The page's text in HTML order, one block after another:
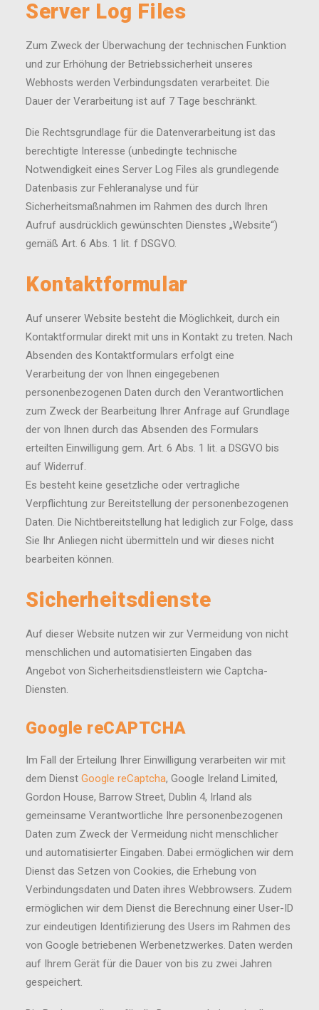
Server Log Files
Zum Zweck der Überwachung der technischen Funktion
und zur Erhöhung der Betriebssicherheit unseres
Webhosts werden Verbindungsdaten verarbeitet. Die
Dauer der Verarbeitung ist auf 7 Tage beschränkt.
Die Rechtsgrundlage für die Datenverarbeitung ist das
berechtigte Interesse (unbedingte technische
Notwendigkeit eines Server Log Files als grundlegende
Datenbasis zur Fehleranalyse und für
Sicherheitsmaßnahmen im Rahmen des durch Ihren
Aufruf ausdrücklich gewünschten Dienstes „Website“)
gemäß Art. 6 Abs. 1 lit. f DSGVO.
Kontaktformular
Auf unserer Website besteht die Möglichkeit, durch ein
Kontaktformular direkt mit uns in Kontakt zu treten. Nach
Absenden des Kontaktformulars erfolgt eine
Verarbeitung der von Ihnen eingegebenen
personenbezogenen Daten durch den Verantwortlichen
zum Zweck der Bearbeitung Ihrer Anfrage auf Grundlage
der von Ihnen durch das Absenden des Formulars
erteilten Einwilligung gem. Art. 6 Abs. 1 lit. a DSGVO bis
auf Widerruf.
Es besteht keine gesetzliche oder vertragliche
Verpflichtung zur Bereitstellung der personenbezogenen
Daten. Die Nichtbereitstellung hat lediglich zur Folge, dass
Sie Ihr Anliegen nicht übermitteln und wir dieses nicht
bearbeiten können.
Sicherheitsdienste
Auf dieser Website nutzen wir zur Vermeidung von nicht
menschlichen und automatisierten Eingaben das
Angebot von Sicherheitsdienstleistern wie Captcha-
Diensten.
Google reCAPTCHA
Im Fall der Erteilung Ihrer Einwilligung verarbeiten wir mit
dem Dienst Google reCaptcha, Google Ireland Limited,
Gordon House, Barrow Street, Dublin 4, Irland als
gemeinsame Verantwortliche Ihre personenbezogenen
Daten zum Zweck der Vermeidung nicht menschlicher
und automatisierter Eingaben. Dabei ermöglichen wir dem
Dienst das Setzen von Cookies, die Erhebung von
Verbindungsdaten und Daten ihres Webbrowsers. Zudem
ermöglichen wir dem Dienst die Berechnung einer User-ID
zur eindeutigen Identifizierung des Users im Rahmen des
von Google betriebenen Werbenetzwerkes. Daten werden
auf Ihrem Gerät für die Dauer von bis zu zwei Jahren
gespeichert.